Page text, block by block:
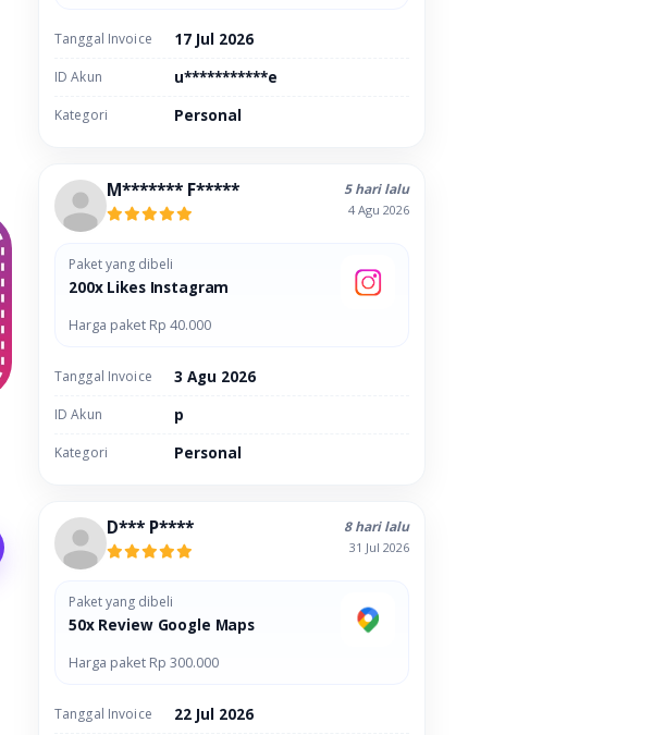
Tanggal Invoice 17 Jul 2026
ID Akun u***********e
Kategori Personal
M******* F***** 5 hari lalu
4 Agu 2026
Paket yang dibeli
200x Likes Instagram
Harga paket Rp 40.000
Tanggal Invoice 3 Agu 2026
ID Akun p
Kategori Personal
D*** P**** 8 hari lalu
31 Jul 2026
Paket yang dibeli
50x Review Google Maps
Harga paket Rp 300.000
Tanggal Invoice 22 Jul 2026